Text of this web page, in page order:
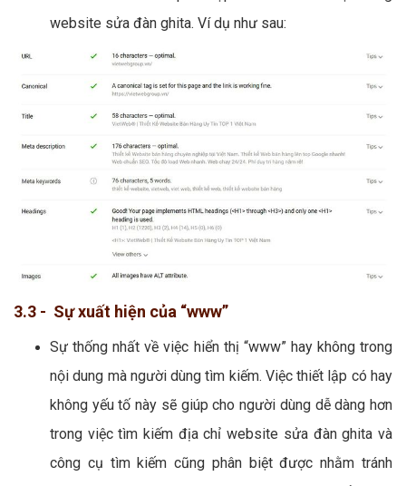
website sửa đàn ghita. Ví dụ như sau:
3.3 - Sự xuất hiện của “www”
Sự thống nhất về việc hiển thị “www” hay không trong
nội dung mà người dùng tìm kiếm. Việc thiết lập có hay
không yếu tố này sẽ giúp cho người dùng dễ dàng hơn
trong việc tìm kiếm địa chỉ website sửa đàn ghita và
công cụ tìm kiếm cũng phân biệt được nhằm tránh